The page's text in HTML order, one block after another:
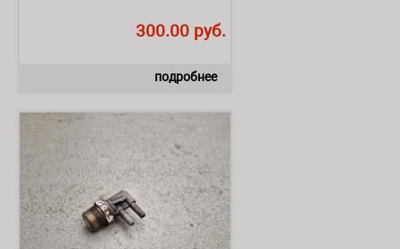
300.00 руб.
подробнее